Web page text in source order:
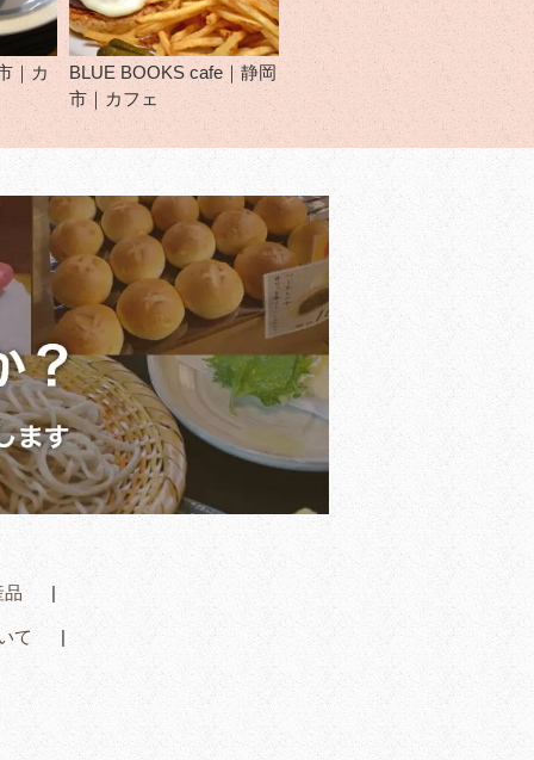
｜カ
BLUE BOOKS cafe｜静岡
市｜カフェ
品
て